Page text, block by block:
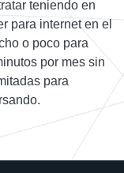
teniendo en
para internet en el
o poco para
por mes sin
para